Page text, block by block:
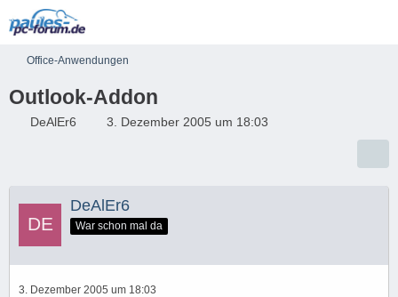
Office-Anwendungen
Outlook-Addon
DeAlEr6 3. Dezember 2005 um 18:03
DeAlEr6
War schon mal da
3. Dezember 2005 um 18:03